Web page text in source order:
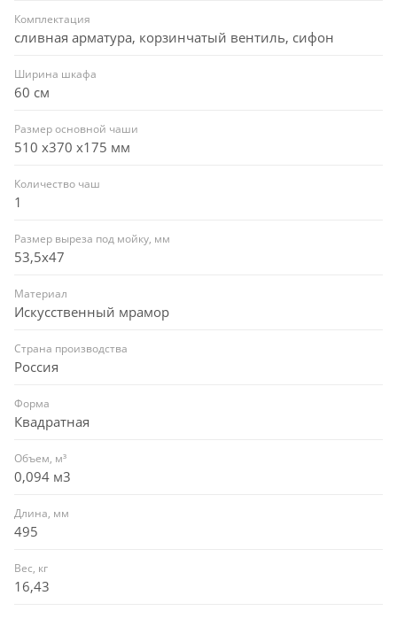
Комплектация
сливная арматура, корзинчатый вентиль, сифон
Ширина шкафа
60 см
Размер основной чаши
510 х370 х175 мм
Количество чаш
1
Размер выреза под мойку, мм
53,5x47
Материал
Искусственный мрамор
Страна производства
Россия
Форма
Квадратная
Объем, м³
0,094 м3
Длина, мм
495
Вес, кг
16,43